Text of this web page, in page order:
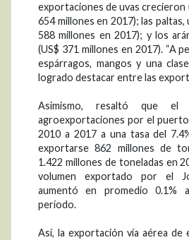
exportaciones de uvas crecieron
654 millones en 2017); las paltas,
588 millones en 2017); y los
(US$ 371 millones en 2017). “A
espárragos, mangos y una
logrado destacar entre las
Asimismo, resaltó que el
agroexportaciones por el
2010 a 2017 a una tasa del
exportarse 862 millones de
1.422 millones de toneladas en
volumen exportado por el
aumentó en promedio 0.1%
período.
Así, la exportación vía aérea de